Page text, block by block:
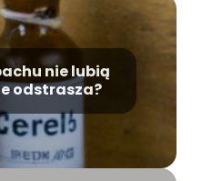
nie lubią
odstrasza?